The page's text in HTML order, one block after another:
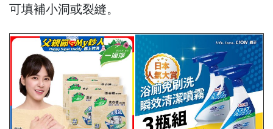
可填補小洞或裂縫。